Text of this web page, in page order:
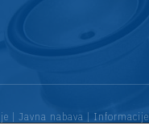
| Javna nabava | Informacije